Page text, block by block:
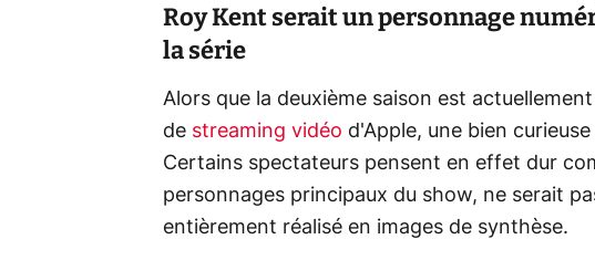
Roy Kent serait un personnage
la série
Alors que la deuxième saison est
de streaming vidéo d'Apple, une bien
Certains spectateurs pensent en effet dur
personnages principaux du show, ne serait
entièrement réalisé en images de synthèse.